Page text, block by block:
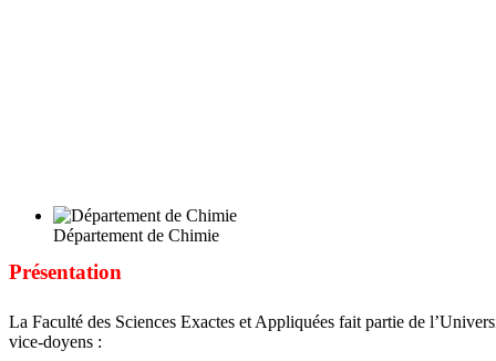
Département de Chimie
Présentation
La Faculté des Sciences Exactes et Appliquées fait partie de
vice-doyens :